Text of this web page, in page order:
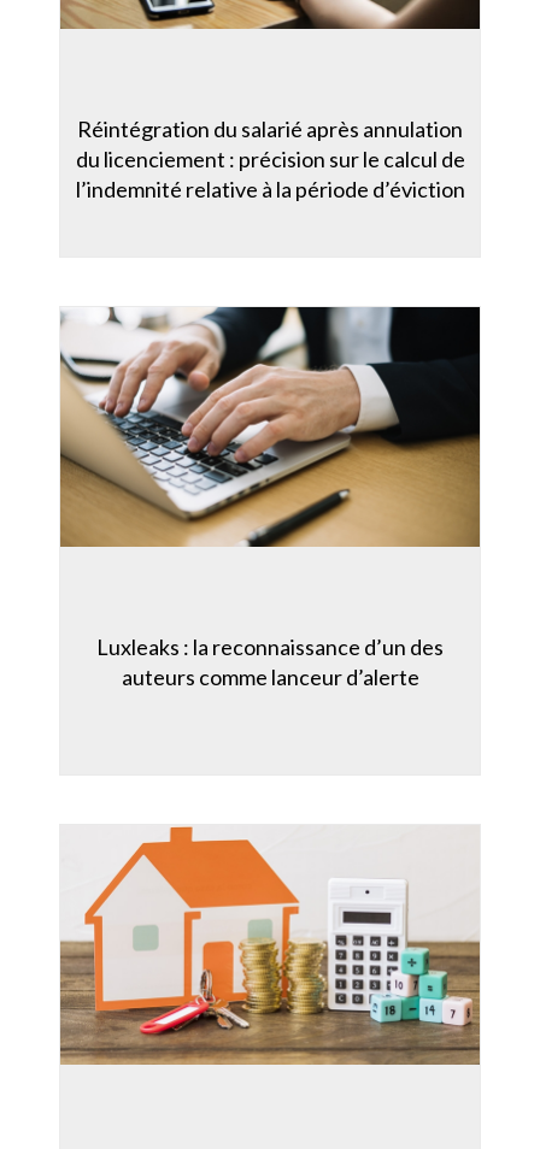
Réintégration du salarié après annulation
du licenciement : précision sur le calcul de
l’indemnité relative à la période d’éviction
Luxleaks : la reconnaissance d’un des
auteurs comme lanceur d’alerte